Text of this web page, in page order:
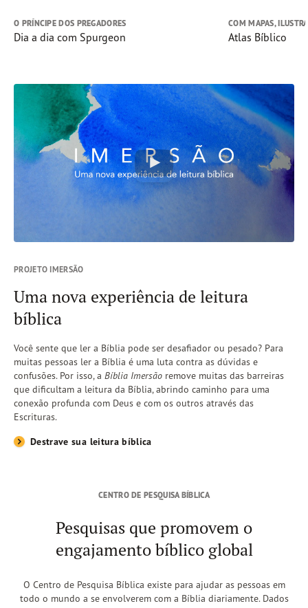
O PRÍNCIPE DOS PREGADORES
Dia a dia com Spurgeon
COM MAPAS,
Atlas Bíblico
PROJETO IMERSÃO
Uma nova experiência de leitura
bíblica
Você sente que ler a Bíblia pode ser desafiador ou pesado? Para
muitas pessoas ler a Bíblia é uma luta contra as dúvidas e
confusões. Por isso, a Bíblia Imersão remove muitas das barreiras
que dificultam a leitura da Bíblia, abrindo caminho para uma
conexão profunda com Deus e com os outros através das
Escrituras.
Destrave sua leitura bíblica
CENTRO DE PESQUISA BÍBLICA
Pesquisas que promovem o
engajamento bíblico global
O Centro de Pesquisa Bíblica existe para ajudar as pessoas em
todo o mundo a se envolverem com a Bíblia diariamente. Dados